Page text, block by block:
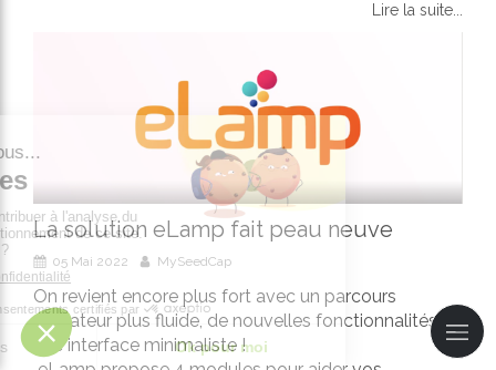
Lire la suite...
La solution eLamp fait peau neuve
05 Mai 2022 MySeedCap
On revient encore plus fort avec un parcours
utilisateur plus fluide, de nouvelles fonctionnalités et
une interface minimaliste !